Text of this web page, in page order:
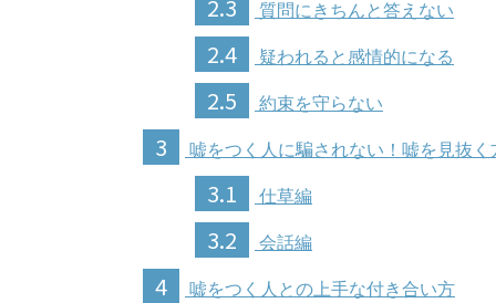
2.3 質問にきちんと答えない
2.4 疑われると感情的になる
2.5 約束を守らない
3 嘘をつく人に騙されない！嘘を見抜く
3.1 仕草編
3.2 会話編
4 嘘をつく人との上手な付き合い方